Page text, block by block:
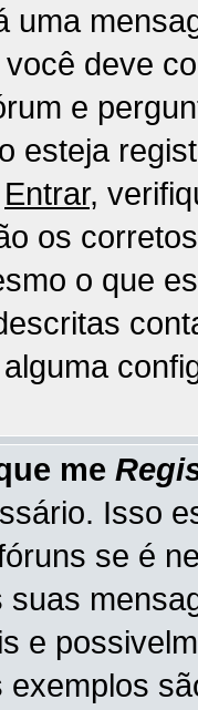
uma
deve
e
esteja
Entrar,
os
o que
me
Isso
se é
suas
e
exemplos